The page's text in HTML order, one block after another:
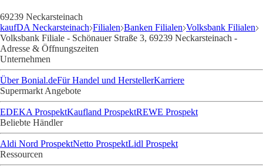
69239 Neckarsteinach
kaufDA Neckarsteinach Filialen Banken Filialen Volksbank Filialen
Volksbank Filiale - Schönauer Straße 3, 69239 Neckarsteinach -
Adresse & Öffnungszeiten
Unternehmen
Über Bonial.deFür Handel und HerstellerKarriere
Supermarkt Angebote
EDEKA ProspektKaufland ProspektREWE Prospekt
Beliebte Händler
Aldi Nord ProspektNetto ProspektLidl Prospekt
Ressourcen